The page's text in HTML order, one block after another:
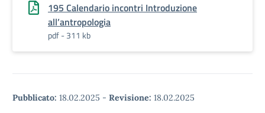
195 Calendario incontri Introduzione
all’antropologia
pdf - 311 kb
Pubblicato: 18.02.2025 - Revisione: 18.02.2025